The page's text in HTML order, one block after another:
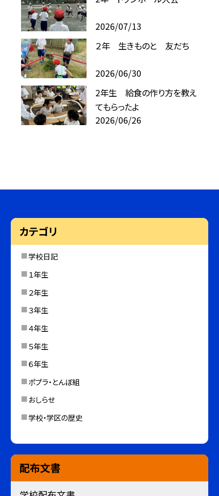
2026/07/13
２年 生きものと 友だち
2026/06/30
2年生 給食の作り方を教え
てもらったよ
2026/06/26
カテゴリ
学校日記
１年生
２年生
３年生
４年生
５年生
６年生
ポプラ・とんぼ組
おしらせ
学校・学区の歴史
配布文書